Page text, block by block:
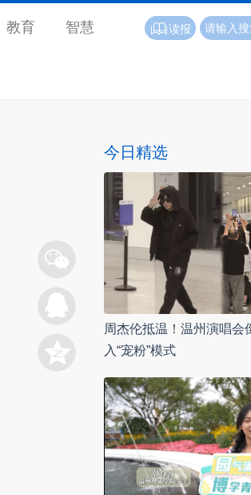
教育 智慧 读报
今日精选
周杰伦抵温！温州演唱会
入“宠粉”模式